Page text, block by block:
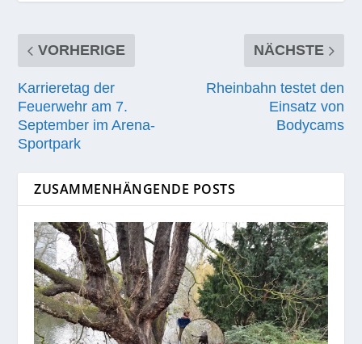
VORHERIGE
Karrieretag der
Feuerwehr am 7.
September im Arena-
Sportpark
NÄCHSTE
Rheinbahn testet den
Einsatz von
Bodycams
ZUSAMMENHÄNGENDE POSTS